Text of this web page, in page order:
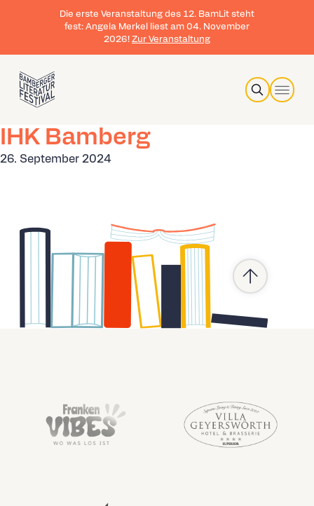
Die erste Veranstaltung des 12. BamLit steht
fest: Angela Merkel liest am 04. November
2026! Zur Veranstaltung
Search
IHK Bamberg
26. September 2024